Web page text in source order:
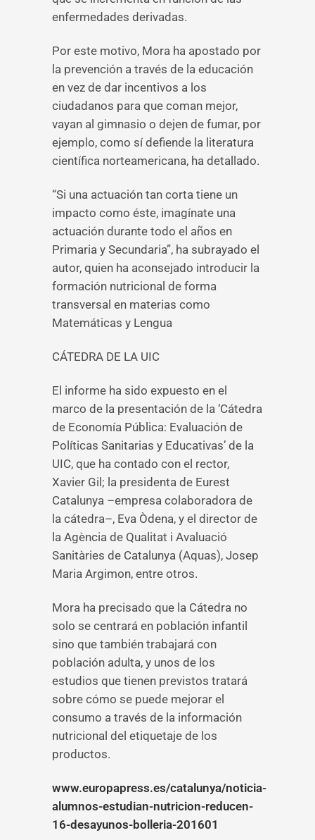
enfermedades derivadas.
Por este motivo, Mora ha apostado por
la prevención a través de la educación
en vez de dar incentivos a los
ciudadanos para que coman mejor,
vayan al gimnasio o dejen de fumar, por
ejemplo, como sí defiende la literatura
científica norteamericana, ha detallado.
“Si una actuación tan corta tiene un
impacto como éste, imagínate una
actuación durante todo el años en
Primaria y Secundaria”, ha subrayado el
autor, quien ha aconsejado introducir la
formación nutricional de forma
transversal en materias como
Matemáticas y Lengua
CÁTEDRA DE LA UIC
El informe ha sido expuesto en el
marco de la presentación de la ‘Cátedra
de Economía Pública: Evaluación de
Políticas Sanitarias y Educativas’ de la
UIC, que ha contado con el rector,
Xavier Gil; la presidenta de Eurest
Catalunya –empresa colaboradora de
la cátedra–, Eva Òdena, y el director de
la Agència de Qualitat i Avaluació
Sanitàries de Catalunya (Aquas), Josep
Maria Argimon, entre otros.
Mora ha precisado que la Cátedra no
solo se centrará en población infantil
sino que también trabajará con
población adulta, y unos de los
estudios que tienen previstos tratará
sobre cómo se puede mejorar el
consumo a través de la información
nutricional del etiquetaje de los
productos.
www.europapress.es/catalunya/noticia-
alumnos-estudian-nutricion-reducen-
16-desayunos-bolleria-201601